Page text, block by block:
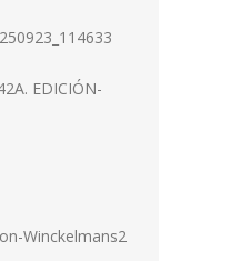
EDICIÓN-